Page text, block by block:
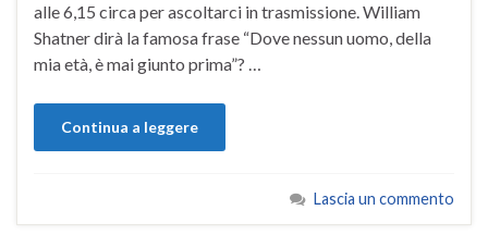
alle 6,15 circa per ascoltarci in trasmissione. William
Shatner dirà la famosa frase “Dove nessun uomo, della
mia età, è mai giunto prima”? …
Continua a leggere
Lascia un commento